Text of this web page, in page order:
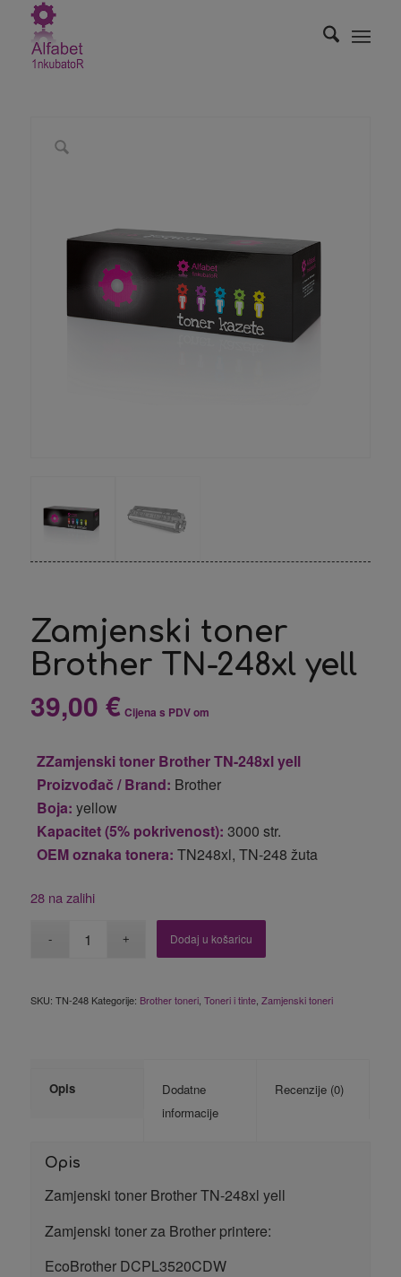
Zamjenski toner
Brother TN-248xl yell
39,00 € Cijena s PDV om
ZZamjenski toner Brother TN-248xl yell
Proizvođač / Brand: Brother
Boja: yellow
Kapacitet (5% pokrivenost): 3000 str.
OEM oznaka tonera: TN248xl, TN-248 žuta
28 na zalihi
Dodaj u košaricu
SKU: TN-248 Kategorije: Brother toneri, Toneri i tinte, Zamjenski toneri
Opis
Dodatne
informacije
Recenzije (0)
Opis
Zamjenski toner Brother TN-248xl yell
Zamjenski toner za Brother printere:
EcoBrother DCPL3520CDW